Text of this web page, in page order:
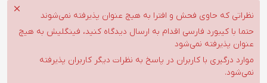
نظراتی که حاوی فحش و افترا به هیچ عنوان پذیرفته نمی‌شوند
حتما با کیبورد فارسی اقدام به ارسال دیدگاه کنید، فینگلیش به هیچ
عنوان پذیرفته نمی‌شود
موارد درگیری با کاربران در پاسخ به نظرات دیگر کاربران پذیرفته
نمی‌شود.